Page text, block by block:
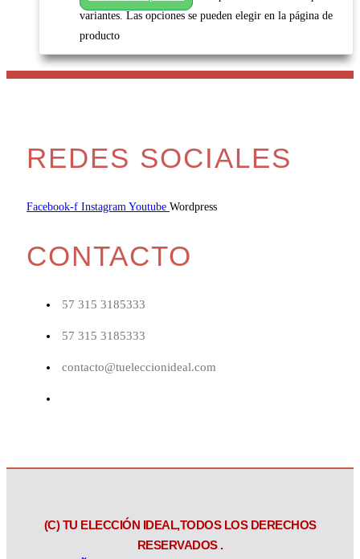
variantes. Las opciones se pueden elegir en la página de
producto
REDES SOCIALES
Facebook-f Instagram Youtube Wordpress
CONTACTO
57 315 3185333
57 315 3185333
contacto@tueleccionideal.com
(C) TU ELECCIÓN IDEAL,TODOS LOS DERECHOS
RESERVADOS .